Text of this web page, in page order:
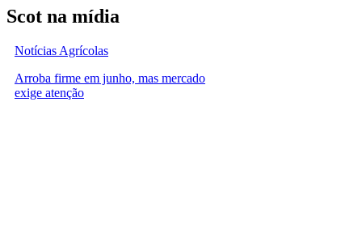
Scot na mídia
Notícias Agrícolas
Arroba firme em junho, mas mercado
exige atenção